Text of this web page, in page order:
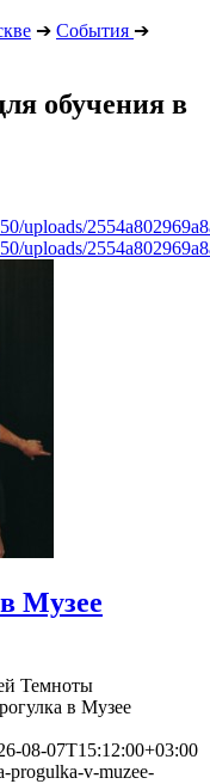
➔ События ➔
обучения в
uploads/
uploads/
Музее
Темноты
в Музее
08-07T15:12:00+03:00
progulka-v-muzee-